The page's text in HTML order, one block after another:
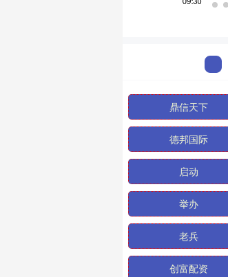
鼎信天下
德邦国际
启动
举办
老兵
创富配资